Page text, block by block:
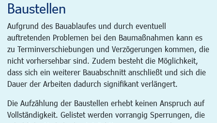
Baustellen
Aufgrund des Bauablaufes und durch eventuell
auftretenden Problemen bei den Baumaßnahmen kann es
zu Terminverschiebungen und Verzögerungen kommen, die
nicht vorhersehbar sind. Zudem besteht die Möglichkeit,
dass sich ein weiterer Bauabschnitt anschließt und sich die
Dauer der Arbeiten dadurch signifikant verlängert.
Die Aufzählung der Baustellen erhebt keinen Anspruch auf
Vollständigkeit. Gelistet werden vorrangig Sperrungen, die